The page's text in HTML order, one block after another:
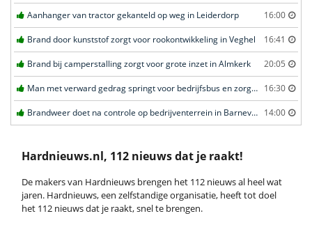
Aanhanger van tractor gekanteld op weg in Leiderdorp 16:00
Brand door kunststof zorgt voor rookontwikkeling in Veghel 16:41
Brand bij camperstalling zorgt voor grote inzet in Almkerk 20:05
Man met verward gedrag springt voor bedrijfsbus en zorgt voor opschudding in Veghel 16:30
Brandweer doet na controle op bedrijventerrein in Barneveld 14:00
Hardnieuws.nl, 112 nieuws dat je raakt!
De makers van Hardnieuws brengen het 112 nieuws al heel wat
jaren. Hardnieuws, een zelfstandige organisatie, heeft tot doel
het 112 nieuws dat je raakt, snel te brengen.